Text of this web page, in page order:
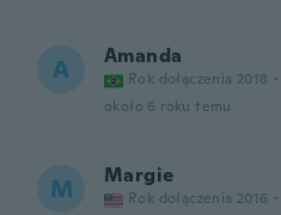
A Amanda
Rok dołączenia 2018 ·
około 6 roku temu
M Margie
Rok dołączenia 2016 ·